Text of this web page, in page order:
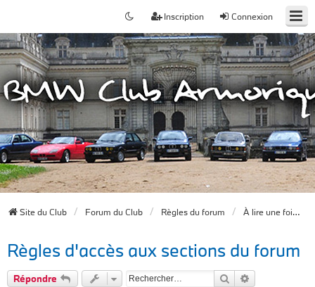
Connexion
Inscription
Site du Club Forum du Club Règles du forum À lire une fois inscrit sur le forum
Règles d'accès aux sections du forum
Répondre Rechercher